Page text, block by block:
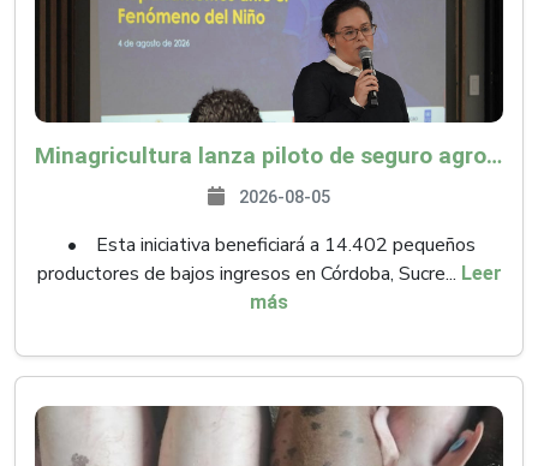
Minagricultura lanza piloto de seguro agropecuario por $9.625 millones para proteger a más de 14.000 pequeños productores contra riesgos del Fenómeno de El Niño
2026-08-05
• Esta iniciativa beneficiará a 14.402 pequeños
productores de bajos ingresos en Córdoba, Sucre... Leer
más